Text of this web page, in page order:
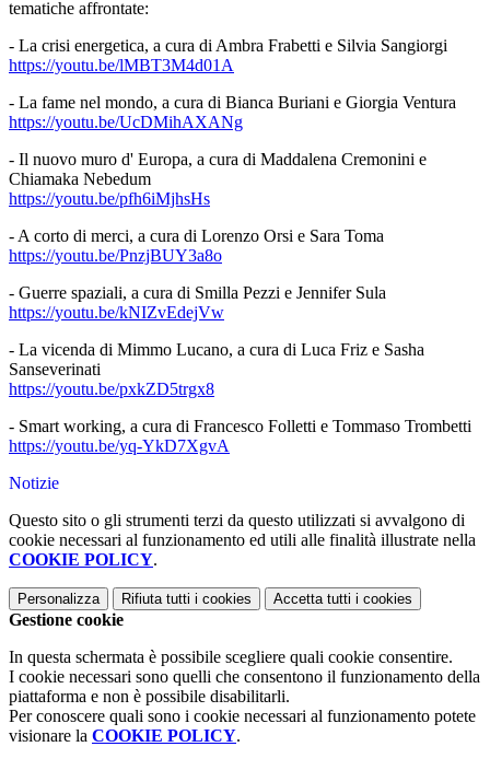
tematiche affrontate:
- La crisi energetica, a cura di Ambra Frabetti e Silvia Sangiorgi
https://youtu.be/lMBT3M4d01A
- La fame nel mondo, a cura di Bianca Buriani e Giorgia Ventura
https://youtu.be/UcDMihAXANg
- Il nuovo muro d' Europa, a cura di Maddalena Cremonini e
Chiamaka Nebedum
https://youtu.be/pfh6iMjhsHs
- A corto di merci, a cura di Lorenzo Orsi e Sara Toma
https://youtu.be/PnzjBUY3a8o
- Guerre spaziali, a cura di Smilla Pezzi e Jennifer Sula
https://youtu.be/kNIZvEdejVw
- La vicenda di Mimmo Lucano, a cura di Luca Friz e Sasha
Sanseverinati
https://youtu.be/pxkZD5trgx8
- Smart working, a cura di Francesco Folletti e Tommaso Trombetti
https://youtu.be/yq-YkD7XgvA
Notizie
Questo sito o gli strumenti terzi da questo utilizzati si avvalgono di
cookie necessari al funzionamento ed utili alle finalità illustrate nella
COOKIE POLICY.
Personalizza Rifiuta tutti i cookies Accetta tutti i cookies
Gestione cookie
In questa schermata è possibile scegliere quali cookie consentire.
I cookie necessari sono quelli che consentono il funzionamento della
piattaforma e non è possibile disabilitarli.
Per conoscere quali sono i cookie necessari al funzionamento potete
visionare la COOKIE POLICY.